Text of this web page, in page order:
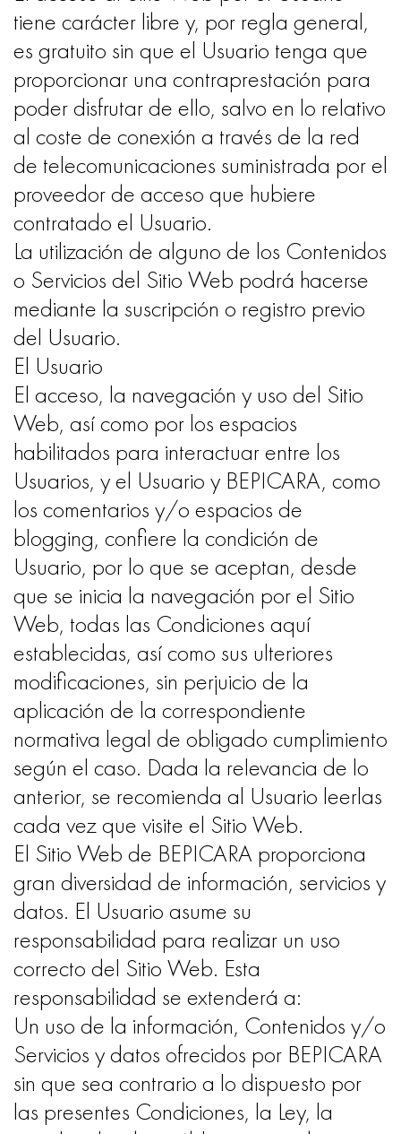
tiene carácter libre y, por regla general,
es gratuito sin que el Usuario tenga que
proporcionar una contraprestación para
poder disfrutar de ello, salvo en lo relativo
al coste de conexión a través de la red
de telecomunicaciones suministrada por el
proveedor de acceso que hubiere
contratado el Usuario.
La utilización de alguno de los Contenidos
o Servicios del Sitio Web podrá hacerse
mediante la suscripción o registro previo
del Usuario.
El Usuario
El acceso, la navegación y uso del Sitio
Web, así como por los espacios
habilitados para interactuar entre los
Usuarios, y el Usuario y BEPICARA, como
los comentarios y/o espacios de
blogging, confiere la condición de
Usuario, por lo que se aceptan, desde
que se inicia la navegación por el Sitio
Web, todas las Condiciones aquí
establecidas, así como sus ulteriores
modificaciones, sin perjuicio de la
aplicación de la correspondiente
normativa legal de obligado cumplimiento
según el caso. Dada la relevancia de lo
anterior, se recomienda al Usuario leerlas
cada vez que visite el Sitio Web.
El Sitio Web de BEPICARA proporciona
gran diversidad de información, servicios y
datos. El Usuario asume su
responsabilidad para realizar un uso
correcto del Sitio Web. Esta
responsabilidad se extenderá a:
Un uso de la información, Contenidos y/o
Servicios y datos ofrecidos por BEPICARA
sin que sea contrario a lo dispuesto por
las presentes Condiciones, la Ley, la